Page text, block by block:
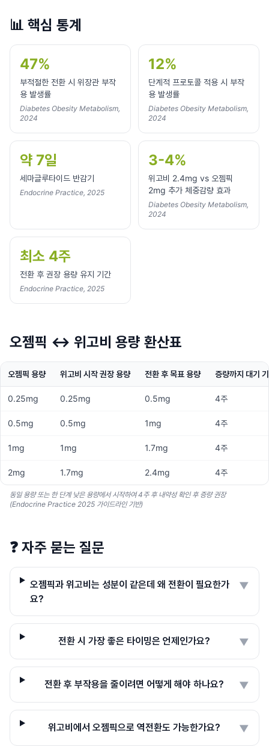
📊 핵심 통계
47%
부적절한 전환 시 위장관 부작
용 발생률
Diabetes Obesity Metabolism,
2024
12%
단계적 프로토콜 적용 시 부작
용 발생률
Diabetes Obesity Metabolism,
2024
약 7일
세마글루타이드 반감기
Endocrine Practice, 2025
3-4%
위고비 2.4mg vs 오젬픽
2mg 추가 체중감량 효과
Diabetes Obesity Metabolism,
2024
최소 4주
전환 후 권장 용량 유지 기간
Endocrine Practice, 2025
오젬픽 ↔ 위고비 용량 환산표
오젬픽 용량 위고비 시작 권장 용량 전환 후 목표 용량 증량까지 대기
0.25mg 0.25mg 0.5mg 4주
0.5mg 0.5mg 1mg 4주
1mg 1mg 1.7mg 4주
2mg 1.7mg 2.4mg 4주
동일 용량 또는 한 단계 낮은 용량에서 시작하여 4주 후 내약성 확인 후 증량 권장
(Endocrine Practice 2025 가이드라인 기반)
❓ 자주 묻는 질문
오젬픽과 위고비는 성분이 같은데 왜 전환이 필요한가
요?
▼
전환 시 가장 좋은 타이밍은 언제인가요? ▼
전환 후 부작용을 줄이려면 어떻게 해야 하나요? ▼
위고비에서 오젬픽으로 역전환도 가능한가요? ▼